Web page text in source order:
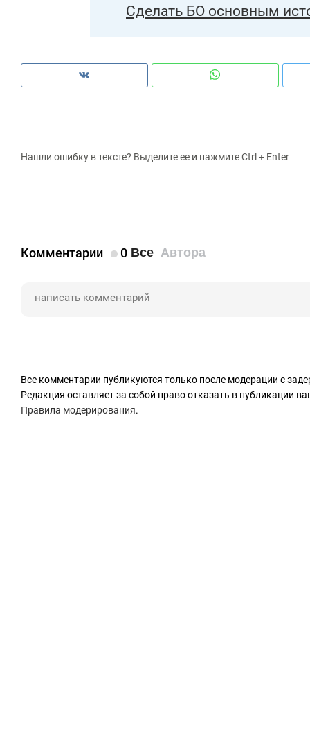
Сделать БО основным
Нашли ошибку в тексте? Выделите ее и нажмите Ctrl + Enter
Комментарии 0 Все Автора
Все комментарии публикуются только после модерации с
Редакция оставляет за собой право отказать в публикации
Правила модерирования.